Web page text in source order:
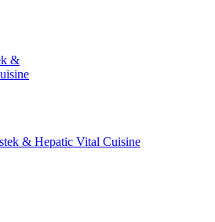
&
& Hepatic Vital Cuisine